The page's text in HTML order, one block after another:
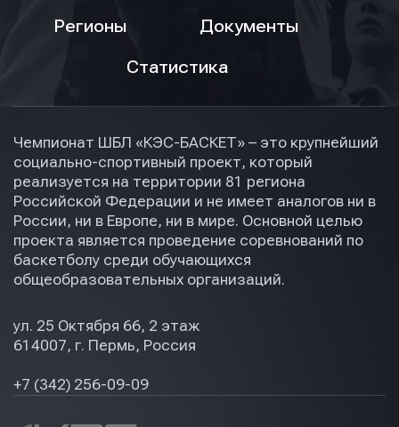
Регионы
Документы
Статистика
Чемпионат ШБЛ «КЭС-БАСКЕТ» – это крупнейший
социально-спортивный проект, который
реализуется на территории 81 региона
Российской Федерации и не имеет аналогов ни в
России, ни в Европе, ни в мире. Основной целью
проекта является проведение соревнований по
баскетболу среди обучающихся
общеобразовательных организаций.
ул. 25 Октября 66, 2 этаж
614007, г. Пермь, Россия
+7 (342) 256-09-09